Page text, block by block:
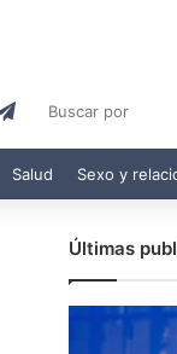
Telegram
Salud Sexo y
Últimas